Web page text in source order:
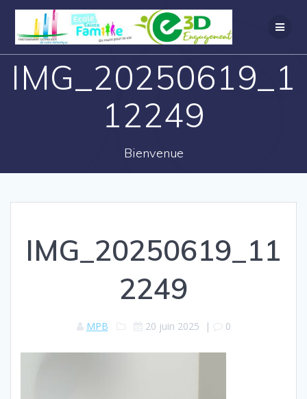
IMG_20250619_1
12249
Bienvenue
IMG_20250619_11
2249
MPB 20 juin 2025 | 0